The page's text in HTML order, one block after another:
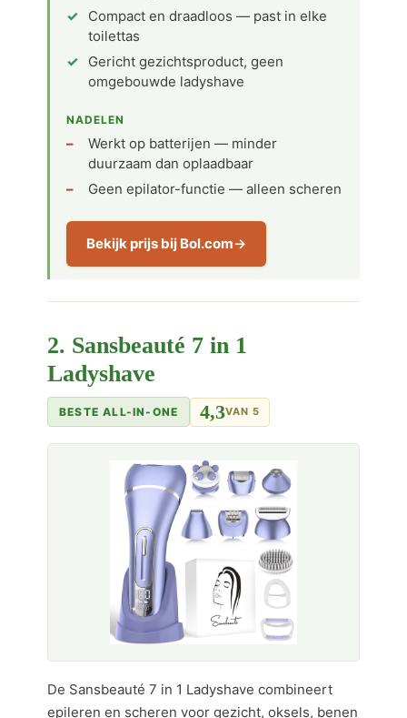
Compact en draadloos — past in elke
toilettas
Gericht gezichtsproduct, geen
omgebouwde ladyshave
NADELEN
Werkt op batterijen — minder
duurzaam dan oplaadbaar
Geen epilator-functie — alleen scheren
Bekijk prijs bij Bol.com
2. Sansbeauté 7 in 1
Ladyshave
BESTE ALL-IN-ONE 4,3VAN 5
De Sansbeauté 7 in 1 Ladyshave combineert
epileren en scheren voor gezicht, oksels, benen